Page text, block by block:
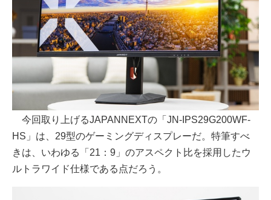
今回取り上げるJAPANNEXTの「JN-IPS29G200WF-
HS」は、29型のゲーミングディスプレーだ。特筆すべ
きは、いわゆる「21：9」のアスペクト比を採用したウ
ルトラワイド仕様である点だろう。